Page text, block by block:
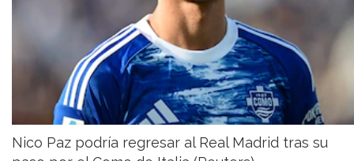
Nico Paz podría regresar al Real Madrid tras su